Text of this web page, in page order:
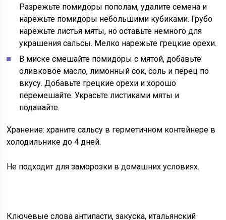
Разрежьте помидоры пополам, удалите семена и
нарежьте помидоры небольшими кубиками. Грубо
нарежьте листья мяты, но оставьте немного для
украшения сальсы. Мелко нарежьте грецкие орехи.
В миске смешайте помидоры с мятой, добавьте
оливковое масло, лимонный сок, соль и перец по
вкусу. Добавьте грецкие орехи и хорошо
перемешайте. Украсьте листиками мяты и
подавайте.
Хранение: храните сальсу в герметичном контейнере в
холодильнике до 4 дней.
Не подходит для заморозки в домашних условиях.
Ключевые слова антипасти, закуска, итальянский